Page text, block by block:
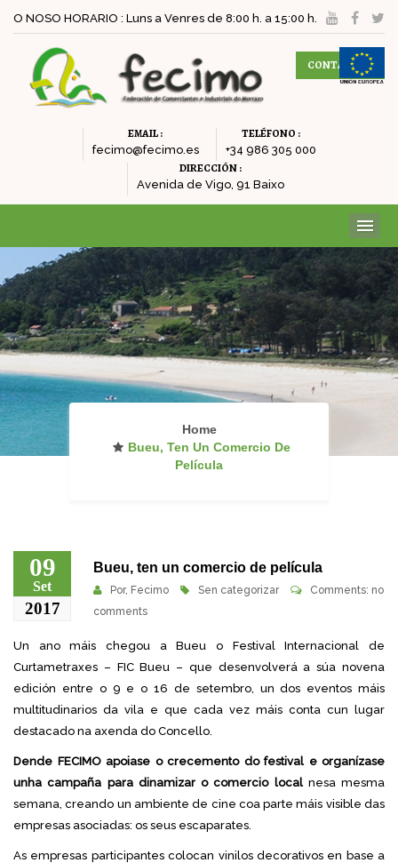
O NOSO HORARIO : Luns a Venres de 8:00 h. a 15:00 h.
CONTACTAR
EMAIL :
fecimo@fecimo.es
TELÉFONO :
+34 986 305 000
DIRECCIÓN :
Avenida de Vigo, 91 Baixo
Home
Bueu, Ten Un Comercio De
Película
09
Set
2017
Bueu, ten un comercio de película
Por, Fecimo Sen categorizar
Comments: no
comments
Un ano máis chegou a Bueu o Festival Internacional de
Curtametraxes – FIC Bueu – que desenvolverá a súa novena
edición entre o 9 e o 16 de setembro, un dos eventos máis
multitudinarios da vila e que cada vez máis conta cun lugar
destacado na axenda do Concello.
Dende FECIMO apoiase o crecemento do festival e organízase
unha campaña para dinamizar o comercio localnesa mesma
semana, creando un ambiente de cine coa parte máis visible das
empresas asociadas: os seus escaparates.
As empresas participantes colocan vinilos decorativos en base a